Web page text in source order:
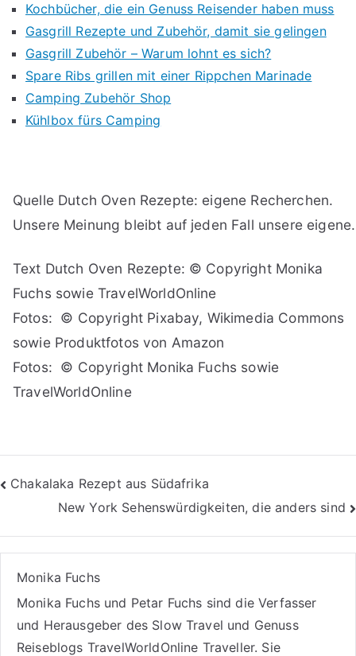
Kochbücher, die ein Genuss Reisender haben muss
Gasgrill Rezepte und Zubehör, damit sie gelingen
Gasgrill Zubehör – Warum lohnt es sich?
Spare Ribs grillen mit einer Rippchen Marinade
Camping Zubehör Shop
Kühlbox fürs Camping
Quelle Dutch Oven Rezepte: eigene Recherchen.
Unsere Meinung bleibt auf jeden Fall unsere eigene.
Text Dutch Oven Rezepte: © Copyright Monika
Fuchs sowie TravelWorldOnline
Fotos: © Copyright Pixabay, Wikimedia Commons
sowie Produktfotos von Amazon
Fotos: © Copyright Monika Fuchs sowie
TravelWorldOnline
Beitragsnavigation
Chakalaka Rezept aus Südafrika
New York Sehenswürdigkeiten, die anders sind
Monika Fuchs
Monika Fuchs und Petar Fuchs sind die Verfasser
und Herausgeber des Slow Travel und Genuss
Reiseblogs TravelWorldOnline Traveller. Sie